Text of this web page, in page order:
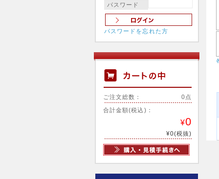
パスワード
パスワードを忘れた方
ご注文総数： 0点
合計金額(税込)：
¥0
¥0(税抜)